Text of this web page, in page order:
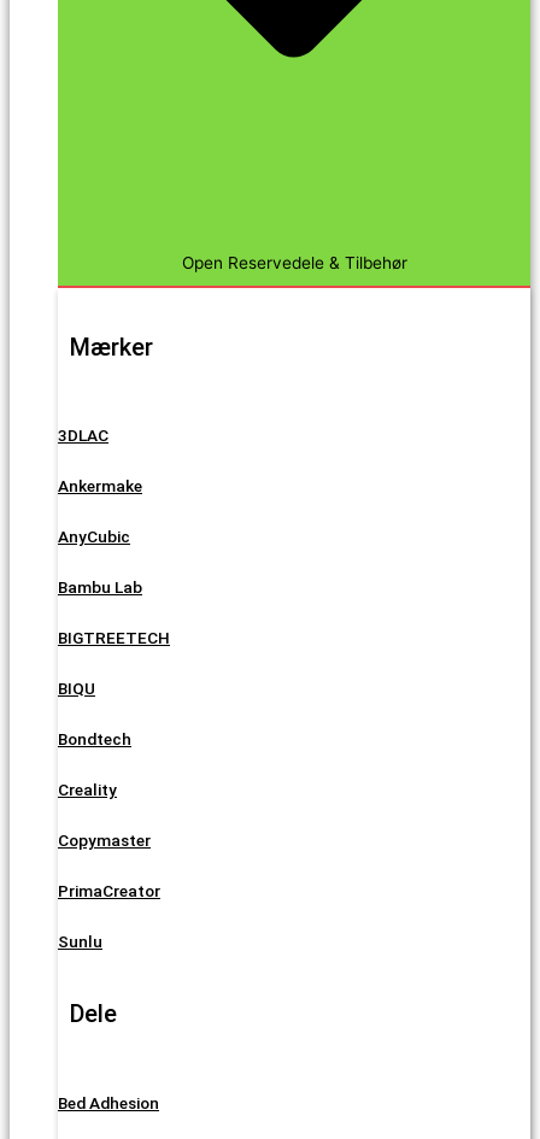
Open Reservedele & Tilbehør
Mærker
3DLAC
Ankermake
AnyCubic
Bambu Lab
BIGTREETECH
BIQU
Bondtech
Creality
Copymaster
PrimaCreator
Sunlu
Dele
Bed Adhesion